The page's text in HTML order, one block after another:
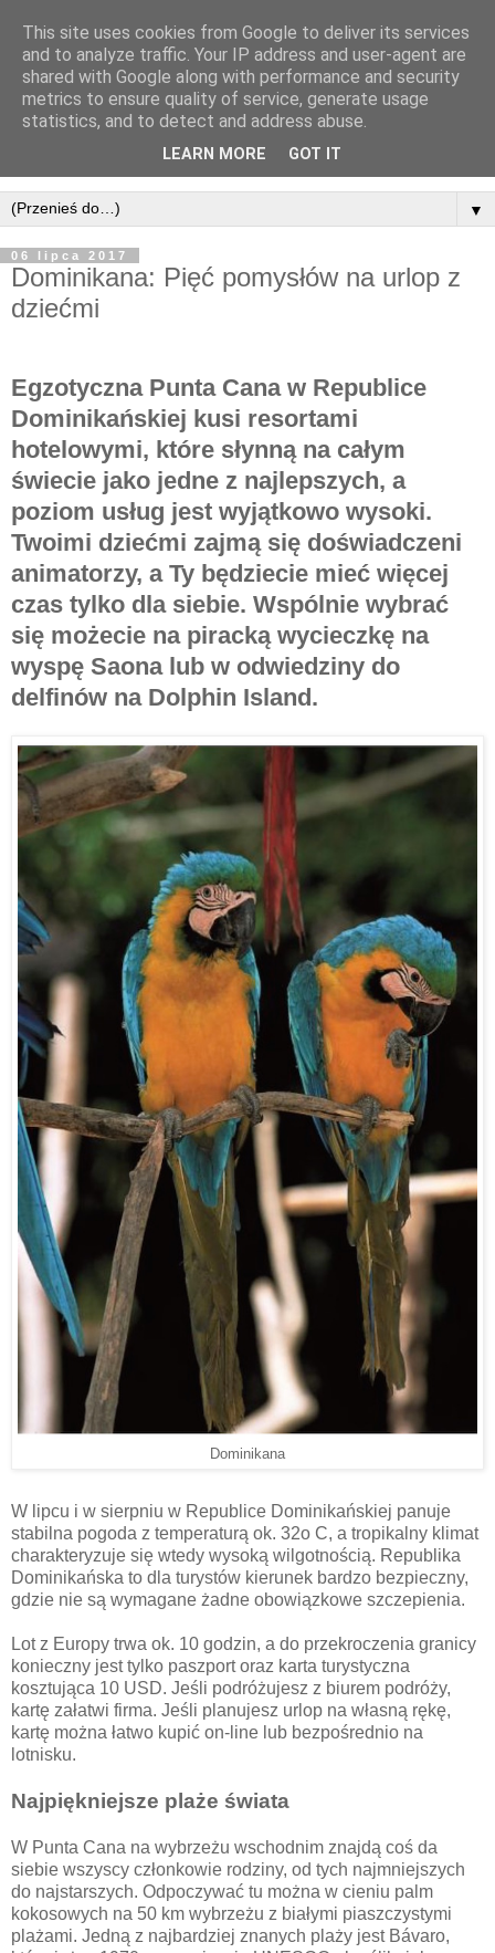
▼
06 lipca 2017
Dominikana: Pięć pomysłów na urlop z
dziećmi
Egzotyczna Punta Cana w Republice
Dominikańskiej kusi resortami
hotelowymi, które słynną na całym
świecie jako jedne z najlepszych, a
poziom usług jest wyjątkowo wysoki.
Twoimi dziećmi zajmą się doświadczeni
animatorzy, a Ty będziecie mieć więcej
czas tylko dla siebie. Wspólnie wybrać
się możecie na piracką wycieczkę na
wyspę Saona lub w odwiedziny do
delfinów na Dolphin Island.
Dominikana
W lipcu i w sierpniu w Republice Dominikańskiej panuje
stabilna pogoda z temperaturą ok. 32o C, a tropikalny klimat
charakteryzuje się wtedy wysoką wilgotnością. Republika
Dominikańska to dla turystów kierunek bardzo bezpieczny,
gdzie nie są wymagane żadne obowiązkowe szczepienia.
Lot z Europy trwa ok. 10 godzin, a do przekroczenia granicy
konieczny jest tylko paszport oraz karta turystyczna
kosztująca 10 USD. Jeśli podróżujesz z biurem podróży,
kartę załatwi firma. Jeśli planujesz urlop na własną rękę,
kartę można łatwo kupić on-line lub bezpośrednio na
lotnisku.
Najpiękniejsze plaże świata
W Punta Cana na wybrzeżu wschodnim znajdą coś da
siebie wszyscy członkowie rodziny, od tych najmniejszych
do najstarszych. Odpoczywać tu można w cieniu palm
kokosowych na 50 km wybrzeżu z białymi piaszczystymi
plażami. Jedną z najbardziej znanych plaży jest Bávaro,
This site uses cookies from Google to deliver its services
and to analyze traffic. Your IP address and user-agent are
shared with Google along with performance and security
metrics to ensure quality of service, generate usage
statistics, and to detect and address abuse.
LEARN MORE GOT IT